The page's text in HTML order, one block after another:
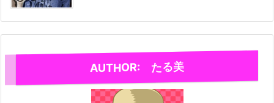
AUTHOR: たる美